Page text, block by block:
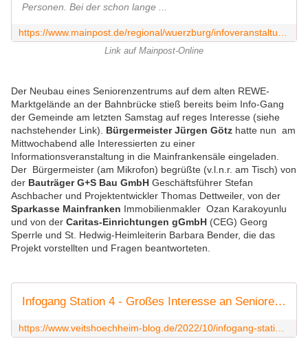
Personen. Bei der schon lange ...
Link auf Mainpost-Online
Der Neubau eines Seniorenzentrums auf dem alten REWE-
Marktgelände an der Bahnbrücke stieß bereits beim Info-Gang
der Gemeinde am letzten Samstag auf reges Interesse (siehe
nachstehender Link). Bürgermeister Jürgen Götz hatte nun am
Mittwochabend alle Interessierten zu einer
Informationsveranstaltung in die Mainfrankensäle eingeladen.
Der Bürgermeister (am Mikrofon) begrüßte (v.l.n.r. am Tisch) von
der Bauträger G+S Bau GmbH Geschäftsführer Stefan
Aschbacher und Projektentwickler Thomas Dettweiler, von der
Sparkasse Mainfranken Immobilienmakler Ozan Karakoyunlu
und von der Caritas-Einrichtungen gGmbH (CEG) Georg
Sperrle und St. Hedwig-Heimleiterin Barbara Bender, die das
Projekt vorstellten und Fragen beantworteten.
Infogang Station 4 - Großes Interesse an Seniorenwohnungen am alten Rewemarkt - Infoveranstaltung heute am 12.10, 18.30 Uhr - Veitshöchheim News